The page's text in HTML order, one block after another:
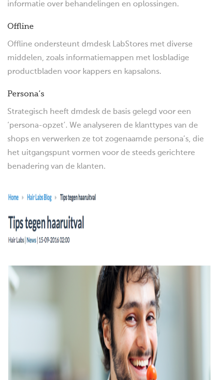
informatie over behandelingen en oplossingen.
Offline
Offline ondersteunt dmdesk LabStores met diverse
middelen, zoals informatiemappen met losbladige
productbladen voor kappers en kapsalons.
Persona’s
Strategisch heeft dmdesk de basis gelegd voor een
‘persona-opzet’. We analyseren de klanttypes van de
shops en verwerken ze tot zogenaamde persona’s, die
het uitgangspunt vormen voor de steeds gerichtere
benadering van de klanten.